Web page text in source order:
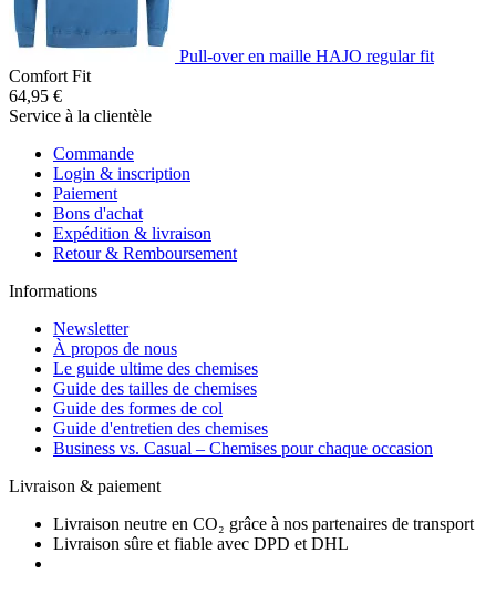
Pull-over en maille HAJO regular fit
Comfort Fit
64,95 €
Service à la clientèle
Commande
Login & inscription
Paiement
Bons d'achat
Expédition & livraison
Retour & Remboursement
Informations
Newsletter
À propos de nous
Le guide ultime des chemises
Guide des tailles de chemises
Guide des formes de col
Guide d'entretien des chemises
Business vs. Casual – Chemises pour chaque occasion
Livraison & paiement
Livraison neutre en CO₂ grâce à nos partenaires de transport
Livraison sûre et fiable avec DPD et DHL